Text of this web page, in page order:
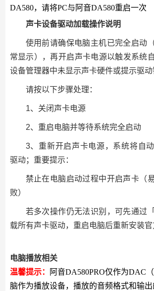
DA580，请将PC与阿音DA580重启一次
声卡设备驱动加载操作说明
使用前请确保电脑主机已完全启动
常显示），再开启声卡电源以触发系统
设备管理器中未显示声卡硬件或提示驱动
请按以下步骤处理：
1、关闭声卡电源
2、重启电脑并等待系统完全启动
3、重新开启声卡电源，系统将自
驱动；重要提示：
禁止在电脑启动过程中开启声卡（
败）
若多次操作仍无法识别，可先通过
载所有声卡驱动，重启电脑后重新安装
电脑播放相关
温馨提示：
阿音DA580PRO仅作为DAC
脑作为播放设备，播放的音频格式和输